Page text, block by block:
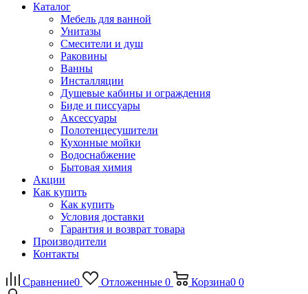
Каталог
Мебель для ванной
Унитазы
Смесители и душ
Раковины
Ванны
Инсталляции
Душевые кабины и ограждения
Биде и писсуары
Аксессуары
Полотенцесушители
Кухонные мойки
Водоснабжение
Бытовая химия
Акции
Как купить
Как купить
Условия доставки
Гарантия и возврат товара
Производители
Контакты
Сравнение0 Отложенные 0 Корзина0 0